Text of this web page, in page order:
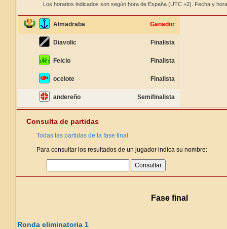
Los horarios indicados son según hora de España (UTC +2). Fecha y
Almadraba Ganador
Diavolic Finalista
Feicio Finalista
ocelote Finalista
andereño Semifinalista
Consulta de partidas
Todas las partidas de la fase final
Para consultar los resultados de un jugador indica su nombre:
Fase final
Ronda eliminatoria 1